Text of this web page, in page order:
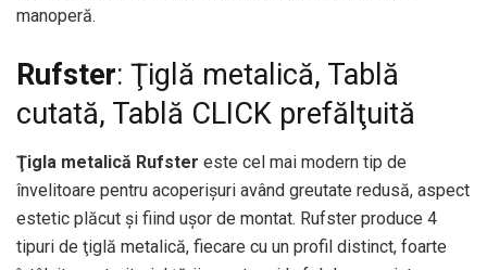
manoperă.
Rufster: Ţiglă metalică, Tablă
cutată, Tablă CLICK prefălţuită
Ţigla metalică Rufster este cel mai modern tip de
învelitoare pentru acoperişuri având greutate redusă, aspect
estetic plăcut şi fiind uşor de montat. Rufster produce 4
tipuri de ţiglă metalică, fiecare cu un profil distinct, foarte